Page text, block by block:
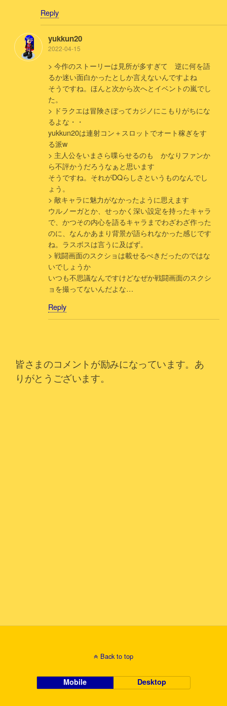
Reply
yukkun20
2022-04-15
> 今作のストーリーは見所が多すぎて 逆に何を語
るか迷い面白かったとしか言えないんですよね
そうですね。ほんと次から次へとイベントの嵐でし
た。
> ドラクエは冒険さぼってカジノにこもりがちにな
るよな・・
yukkun20は連射コン＋スロットでオート稼ぎをす
る派w
> 主人公をいまさら喋らせるのも かなりファンか
ら不評かうだろうなぁと思います
そうですね。それがDQらしさというものなんでし
ょう。
> 敵キャラに魅力がなかったように思えます
ウルノーガとか、せっかく深い設定を持ったキャラ
で、かつその内心を語るキャラまでわざわざ作った
のに、なんかあまり背景が語られなかった感じです
ね。ラスボスは言うに及ばず。
> 戦闘画面のスクショは載せるべきだったのではな
いでしょうか
いつも不思議なんですけどなぜか戦闘画面のスクシ
ョを撮ってないんだよな…
Reply
皆さまのコメントが励みになっています。あ
りがとうございます。
Back to top
Mobile Desktop